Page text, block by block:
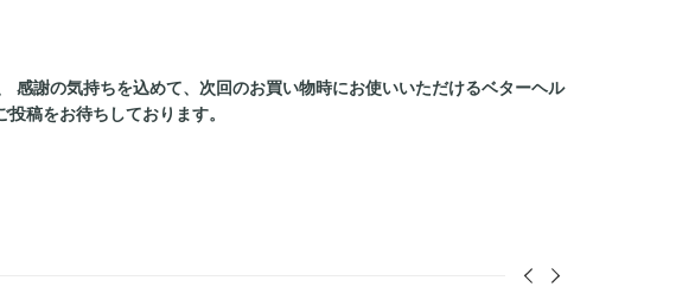
感謝の気持ちを込めて、次回のお買い物時にお使いいただけるベターヘル
投稿をお待ちしております。